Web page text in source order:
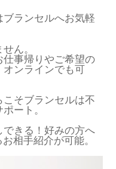
ランセルへお気軽
ん。
事帰りやご希望の
オンラインでも可
そブランセルは不
ート。
きる！好みの方へ
相手紹介が可能。